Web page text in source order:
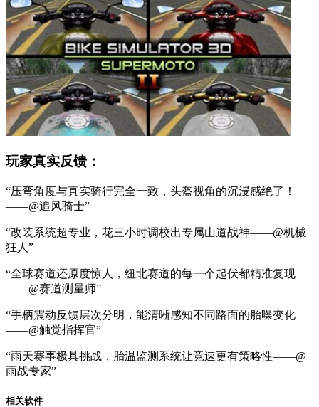
玩家真实反馈：
“压弯角度与真实骑行完全一致，头盔视角的沉浸感绝了！
——@追风骑士”
“改装系统超专业，花三小时调校出专属山道战神——@机械
狂人”
“全球赛道还原度惊人，纽北赛道的每一个起伏都精准复现
——@赛道测量师”
“手柄震动反馈层次分明，能清晰感知不同路面的胎噪变化
——@触觉指挥官”
“雨天赛事极具挑战，胎温监测系统让竞速更有策略性——@
雨战专家”
相关软件